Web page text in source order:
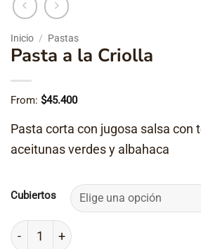
Inicio / Pastas
Pasta a la Criolla
From: $45.400
Pasta corta con jugosa salsa con
aceitunas verdes y albahaca
Cubiertos
Pasta a la Criolla cantidad